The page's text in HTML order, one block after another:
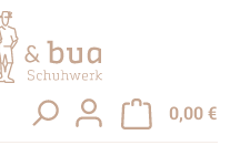
0,00 €